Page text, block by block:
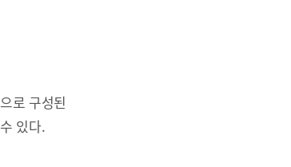
로 구성된
있다.